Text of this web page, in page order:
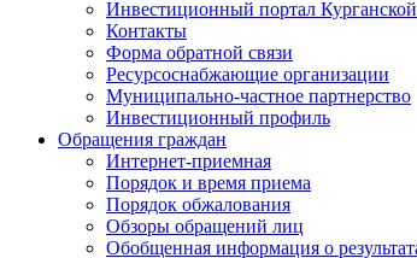
Инвестиционный портал Курганской
Контакты
Форма обратной связи
Ресурсоснабжающие организации
Муниципально-частное партнерство
Инвестиционный профиль
Обращения граждан
Интернет-приемная
Порядок и время приема
Порядок обжалования
Обзоры обращений лиц
Обобщенная информация о